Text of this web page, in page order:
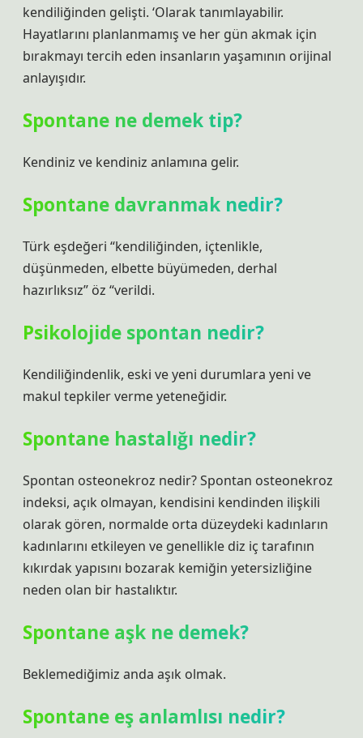
kendiliğinden gelişti. ‘Olarak tanımlayabilir.
Hayatlarını planlanmamış ve her gün akmak için
bırakmayı tercih eden insanların yaşamının orijinal
anlayışıdır.
Spontane ne demek tip?
Kendiniz ve kendiniz anlamına gelir.
Spontane davranmak nedir?
Türk eşdeğeri “kendiliğinden, içtenlikle,
düşünmeden, elbette büyümeden, derhal
hazırlıksız” öz “verildi.
Psikolojide spontan nedir?
Kendiliğindenlik, eski ve yeni durumlara yeni ve
makul tepkiler verme yeteneğidir.
Spontane hastalığı nedir?
Spontan osteonekroz nedir? Spontan osteonekroz
indeksi, açık olmayan, kendisini kendinden ilişkili
olarak gören, normalde orta düzeydeki kadınların
kadınlarını etkileyen ve genellikle diz iç tarafının
kıkırdak yapısını bozarak kemiğin yetersizliğine
neden olan bir hastalıktır.
Spontane aşk ne demek?
Beklemediğimiz anda aşık olmak.
Spontane eş anlamlısı nedir?